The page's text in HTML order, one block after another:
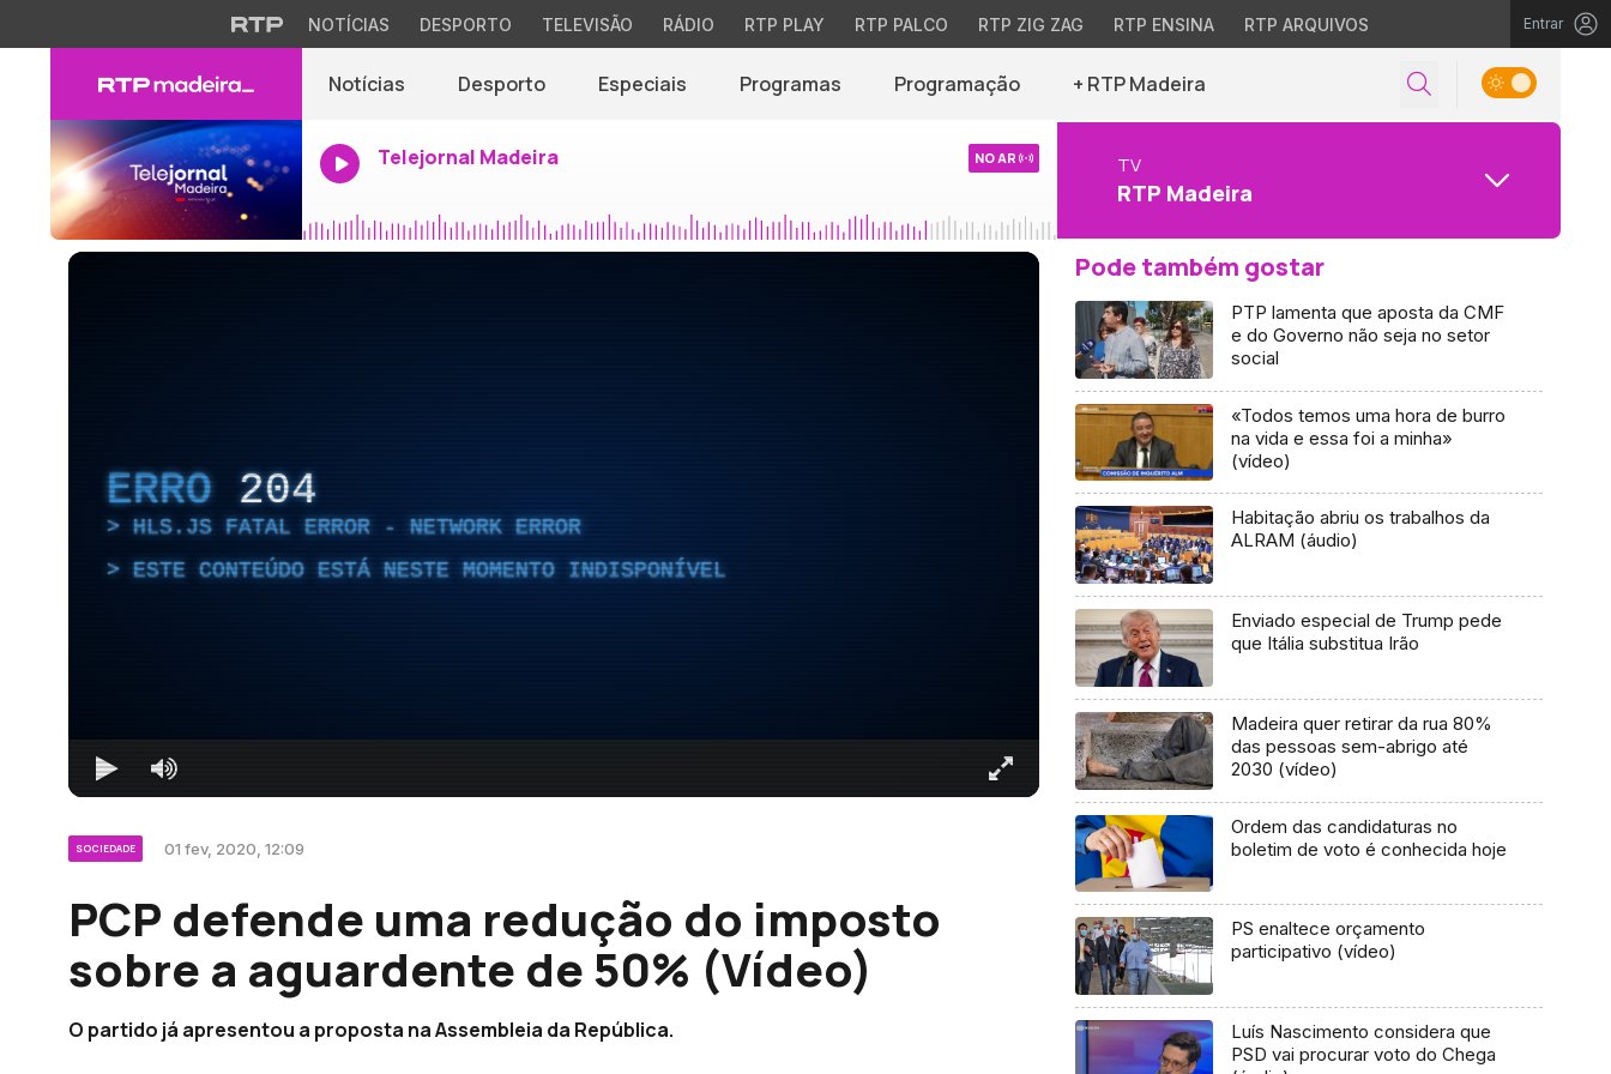
NOTÍCIAS DESPORTO TELEVISÃO RÁDIO RTP PLAY RTP PALCO RTP ZIG ZAG RTP ENSINA RTP ARQUIVOS Entrar
Notícias Desporto Especiais Programas Programação + RTP Madeira
Telejornal Madeira NO AR TV
RTP Madeira
ERRO 204
HLS.JS FATAL ERROR - NETWORK ERROR
ESTE CONTEÚDO ESTÁ NESTE MOMENTO INDISPONÍVEL
SOCIEDADE 01 fev, 2020, 12:09
PCP defende uma redução do imposto
sobre a aguardente de 50% (Vídeo)
O partido já apresentou a proposta na Assembleia da República.
Pode também gostar
PTP lamenta que aposta da CMF
e do Governo não seja no setor
social
«Todos temos uma hora de burro
na vida e essa foi a minha»
(vídeo)
Habitação abriu os trabalhos da
ALRAM (áudio)
Enviado especial de Trump pede
que Itália substitua Irão
Madeira quer retirar da rua 80%
das pessoas sem-abrigo até
2030 (vídeo)
Ordem das candidaturas no
boletim de voto é conhecida hoje
PS enaltece orçamento
participativo (vídeo)
Luís Nascimento considera que
PSD vai procurar voto do Chega